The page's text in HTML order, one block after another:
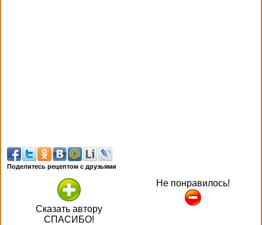
Поделитесь рецептом с друзьями
Сказать автору
СПАСИБО!
Не понравилось!